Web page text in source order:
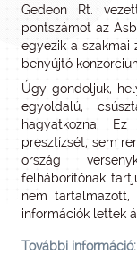
Gedeon Rt.
pontszámot az
egyezik a szakmai
benyújtó
Úgy gondoljuk,
egyoldalú,
hagyatkozna.
presztízsét, sem
ország
felháborítónak
nem
információk lettek
További információ: